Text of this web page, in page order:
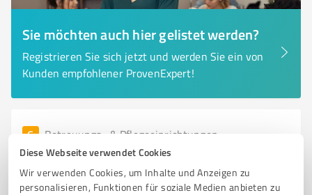
Diese Webseite verwendet Cookies
Wir verwenden Cookies, um Inhalte und Anzeigen zu
personalisieren, Funktionen für soziale Medien anbieten zu
Sie möchten auch hier gelistet werden?
Registrieren Sie sich jetzt und werden Sie ein von
Kunden empfohlener ProvenExpert!
6 Betreuungs- & Pflegeeinrichtungen
Save Ambulant- und Intensivpflege GmbH
Professionelle ambulante Intensivpflege in Bad Honnef